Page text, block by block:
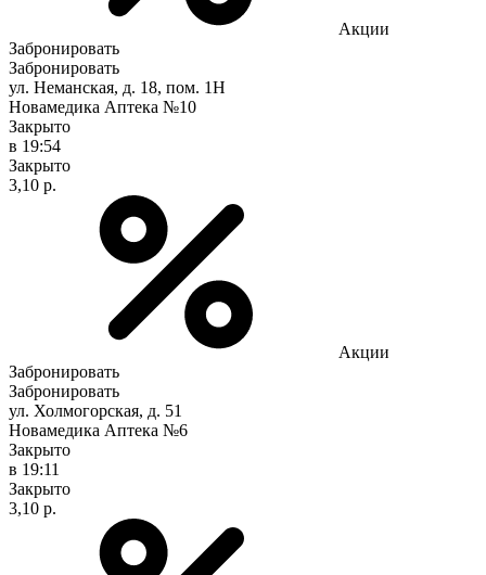
Акции
Забронировать
Забронировать
ул. Неманская, д. 18, пом. 1Н
Новамедика Аптека №10
Закрыто
в 19:54
Закрыто
3,10 р.
Акции
Забронировать
Забронировать
ул. Холмогорская, д. 51
Новамедика Аптека №6
Закрыто
в 19:11
Закрыто
3,10 р.